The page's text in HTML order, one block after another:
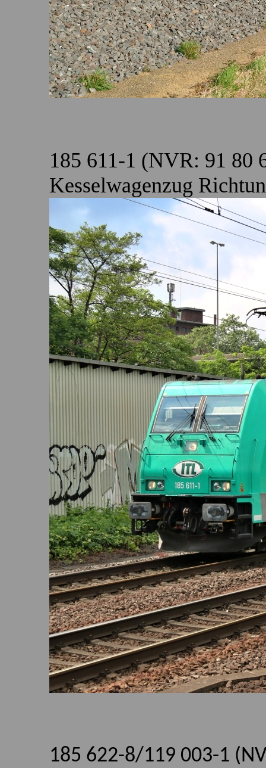
185 611-1 (NVR: 91 80
Kesselwagenzug
185 622-8/119 003-1